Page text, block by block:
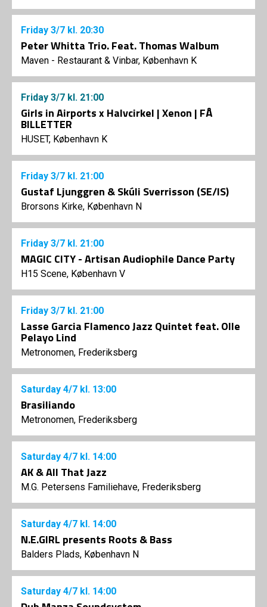
Friday 3/7 kl. 20:30
Peter Whitta Trio. Feat. Thomas Walbum
Maven - Restaurant & Vinbar, København K
Friday 3/7 kl. 21:00
Girls in Airports x Halvcirkel | Xenon | FÅ
BILLETTER
HUSET, København K
Friday 3/7 kl. 21:00
Gustaf Ljunggren & Skúli Sverrisson (SE/IS)
Brorsons Kirke, København N
Friday 3/7 kl. 21:00
MAGIC CITY - Artisan Audiophile Dance Party
H15 Scene, København V
Friday 3/7 kl. 21:00
Lasse Garcia Flamenco Jazz Quintet feat. Olle
Pelayo Lind
Metronomen, Frederiksberg
Saturday 4/7 kl. 13:00
Brasiliando
Metronomen, Frederiksberg
Saturday 4/7 kl. 14:00
AK & All That Jazz
M.G. Petersens Familiehave, Frederiksberg
Saturday 4/7 kl. 14:00
N.E.GIRL presents Roots & Bass
Balders Plads, København N
Saturday 4/7 kl. 14:00